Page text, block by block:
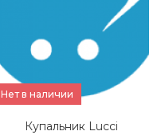
Нет в наличии
Купальник Lucci